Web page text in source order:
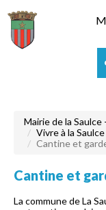
Mairie de la
Vivre à la Saulce
Cantine et
Cantine et
La commune de La